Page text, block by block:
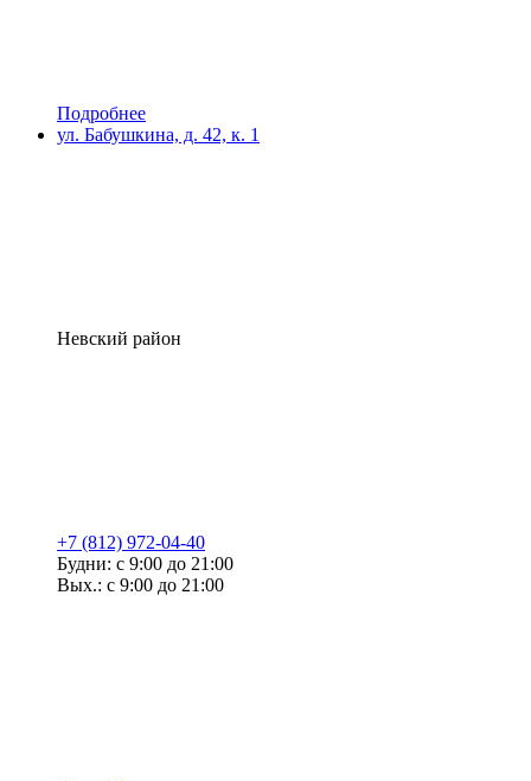
Подробнее
ул. Бабушкина, д. 42, к. 1
Невский район
+7 (812) 972-04-40
Будни: с 9:00 до 21:00
Вых.: с 9:00 до 21:00